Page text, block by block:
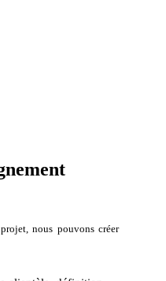
nous pouvons créer